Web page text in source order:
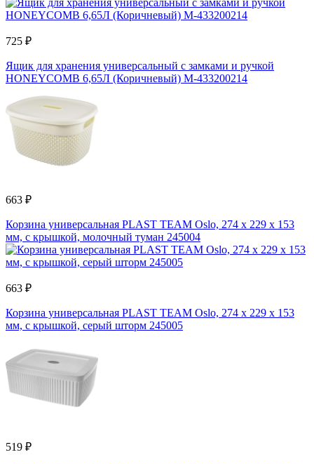
725 ₽
Ящик для хранения универсальный с замками и ручкой
HONEYCOMB 6,65Л (Коричневый) M-433200214
663 ₽
Корзина универсальная PLAST TEAM Oslo, 274 x 229 x 153
мм, с крышкой, молочный туман 245004
663 ₽
Корзина универсальная PLAST TEAM Oslo, 274 x 229 x 153
мм, с крышкой, серый шторм 245005
519 ₽